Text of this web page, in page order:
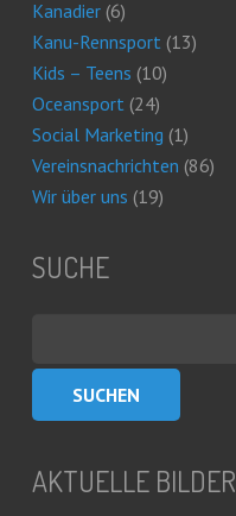
Kanadier(6)
Kanu-Rennsport(13)
Kids – Teens (10)
Oceansport(24)
Social Marketing (1)
Vereinsnachrichten (86)
Wir über uns (19)
SUCHE
AKTUELLE BILDER